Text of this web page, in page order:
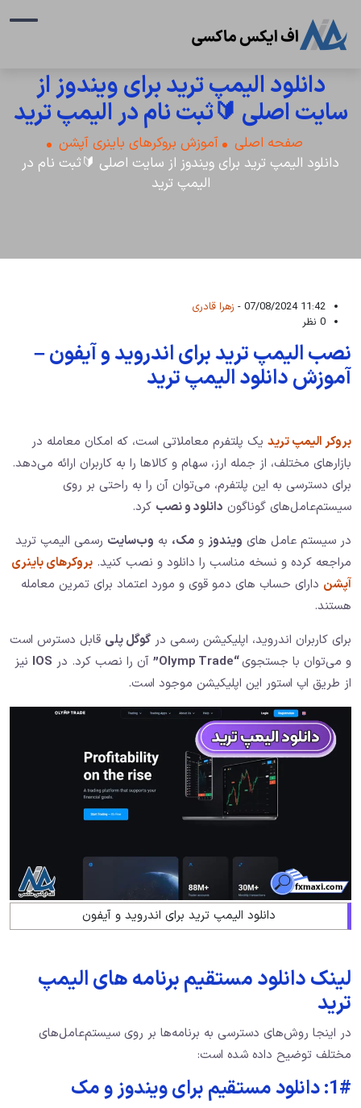
دانلود الیمپ ترید برای ویندوز از
سایت اصلی 🔰ثبت نام در الیمپ ترید
صفحه اصلی
آموزش بروکرهای باینری آپشن
دانلود الیمپ ترید برای ویندوز از سایت اصلی 🔰ثبت نام در
الیمپ ترید
11:42 07/08/2024 -
زهرا قادری
0 نظر
نصب الیمپ ترید برای اندروید و آیفون –
آموزش دانلود الیمپ ترید
بروکر الیمپ ترید یک پلتفرم معاملاتی است، که امکان معامله در
بازارهای مختلف، از جمله ارز، سهام و کالاها را به کاربران ارائه می‌دهد.
برای دسترسی به این پلتفرم، می‌توان آن را به راحتی بر روی
سیستم‌عامل‌های گوناگون دانلود و نصب کرد.
در سیستم‌ عامل‌ های ویندوز و مک، به وب‌سایت رسمی الیمپ ترید
مراجعه کرده و نسخه مناسب را دانلود و نصب کنید. بروکرهای باینری
آپشن دارای حساب های دمو قوی و مورد اعتماد برای تمرین معامله
هستند.
برای کاربران اندروید، اپلیکیشن رسمی در گوگل پلی قابل دسترس است
و می‌توان با جستجوی“Olymp Trade” آن را نصب کرد. در IOS نیز
از طریق اپ استور این اپلیکیشن موجود است.
دانلود الیمپ ترید برای اندروید و آیفون
لینک دانلود مستقیم برنامه های الیمپ
ترید
در اینجا روش‌های دسترسی به برنامه‌ها بر روی سیستم‌عامل‌های
مختلف توضیح داده شده است:
1#: دانلود مستقیم برای ویندوز و مک